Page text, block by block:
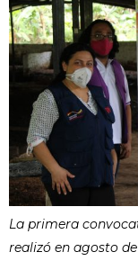
La primera
realizó en agosto